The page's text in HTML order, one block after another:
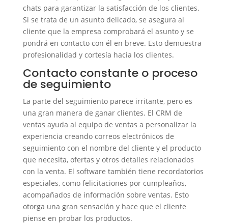
chats para garantizar la satisfacción de los clientes.
Si se trata de un asunto delicado, se asegura al
cliente que la empresa comprobará el asunto y se
pondrá en contacto con él en breve. Esto demuestra
profesionalidad y cortesía hacia los clientes.
Contacto constante o proceso
de seguimiento
La parte del seguimiento parece irritante, pero es
una gran manera de ganar clientes. El CRM de
ventas ayuda al equipo de ventas a personalizar la
experiencia creando correos electrónicos de
seguimiento con el nombre del cliente y el producto
que necesita, ofertas y otros detalles relacionados
con la venta. El software también tiene recordatorios
especiales, como felicitaciones por cumpleaños,
acompañados de información sobre ventas. Esto
otorga una gran sensación y hace que el cliente
piense en probar los productos.